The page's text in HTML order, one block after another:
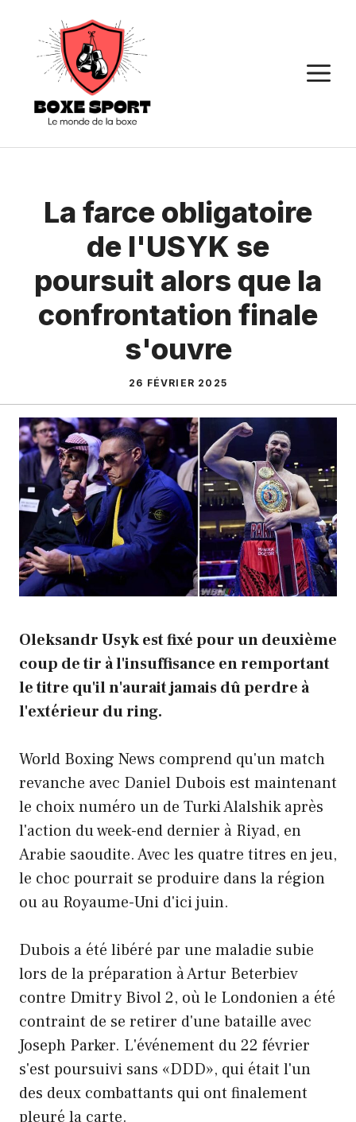
contenu
La farce obligatoire
de l'USYK se
poursuit alors que la
confrontation finale
s'ouvre
26 FÉVRIER 2025
Oleksandr Usyk est fixé pour un deuxième
coup de tir à l'insuffisance en remportant
le titre qu'il n'aurait jamais dû perdre à
l'extérieur du ring.
World Boxing News comprend qu'un match
revanche avec Daniel Dubois est maintenant
le choix numéro un de Turki Alalshik après
l'action du week-end dernier à Riyad, en
Arabie saoudite. Avec les quatre titres en jeu,
le choc pourrait se produire dans la région
ou au Royaume-Uni d'ici juin.
Dubois a été libéré par une maladie subie
lors de la préparation à Artur Beterbiev
contre Dmitry Bivol 2, où le Londonien a été
contraint de se retirer d'une bataille avec
Joseph Parker. L'événement du 22 février
s'est poursuivi sans «DDD», qui était l'un
des deux combattants qui ont finalement
pleuré la carte.